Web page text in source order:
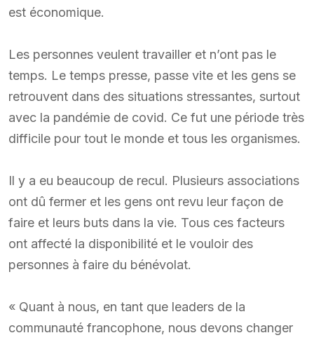
est économique.
Les personnes veulent travailler et n’ont pas le
temps. Le temps presse, passe vite et les gens se
retrouvent dans des situations stressantes, surtout
avec la pandémie de covid. Ce fut une période très
difficile pour tout le monde et tous les organismes.
Il y a eu beaucoup de recul. Plusieurs associations
ont dû fermer et les gens ont revu leur façon de
faire et leurs buts dans la vie. Tous ces facteurs
ont affecté la disponibilité et le vouloir des
personnes à faire du bénévolat.
« Quant à nous, en tant que leaders de la
communauté francophone, nous devons changer